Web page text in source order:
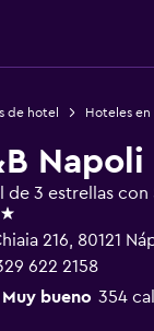
de hotel Hoteles en
de 3 estrellas
216, 80121
622 2158
Muy bueno 354